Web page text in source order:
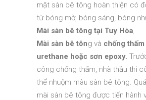
mặt sàn bê tông hoàn thiện có
từ bóng mờ, bóng sáng, bóng
Mài sàn bê tông tại Tuy Hòa,
Mài sàn bê tông và chống thấm
urethane hoặc sơn epoxy.
công chống thấm, nhà thầu thi
thể nhuộm màu sàn bê tông.
mài sàn bê tông được tiến hành